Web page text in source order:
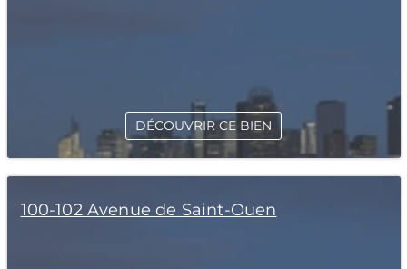
DÉCOUVRIR CE BIEN
100-102 Avenue de Saint-Ouen